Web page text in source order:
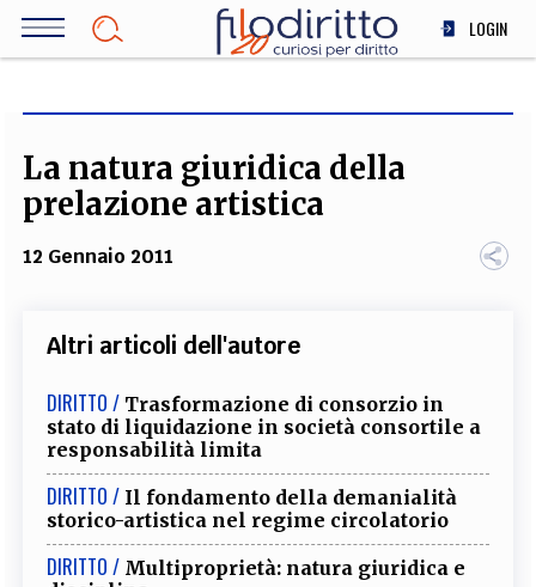
Salta
LOGIN
SOCIETÀ
MEDICINA
ALTRO
TEAM
FILODIRITTO REDAZIONE COMITATO SCIENTIFICO AUTORI CURATORI
FOTOGRAFI
PARTNER COLLABORA CON NOI
EXTRA
La natura giuridica della
prelazione artistica
12 Gennaio 2011
Altri articoli dell'autore
DIRITTO / Trasformazione di consorzio in
stato di liquidazione in società consortile a
responsabilità limita
DIRITTO / Il fondamento della demanialità
storico-artistica nel regime circolatorio
DIRITTO / Multiproprietà: natura giuridica e